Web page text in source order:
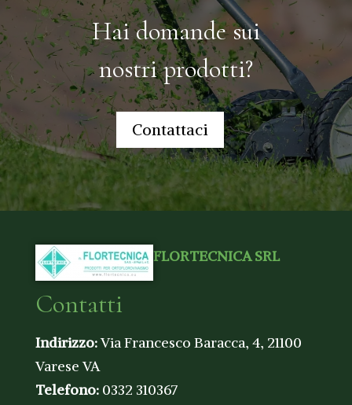
Hai domande sui
nostri prodotti?
Contattaci
FLORTECNICA SRL
Contatti
Indirizzo:Via Francesco Baracca, 4, 21100
Varese VA
Telefono: 0332 310367